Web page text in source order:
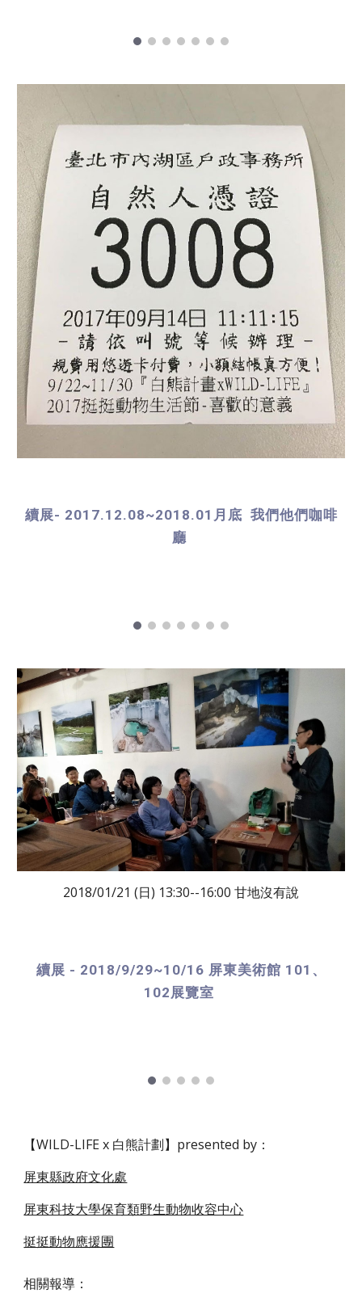
續展- 2017.12.08~2018.01月底 我們他們咖啡
廳
2018/01/21 (日) 13:30--16:00 甘地沒有說
續展 - 2018/9/29~10/16 屏東美術館 101、
102展覽室
【WILD-LIFE x 白熊計劃】presented by：
屏東縣政府文化處
屏東科技大學保育類野生動物收容中心
挺挺動物應援團
相關報導：